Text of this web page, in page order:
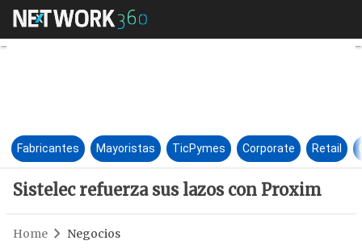
Sistelec refuerza sus lazos
Fabricantes Mayoristas TicPymes Corporate Retail
Sistelec refuerza sus lazos con Proxim
Home Negocios